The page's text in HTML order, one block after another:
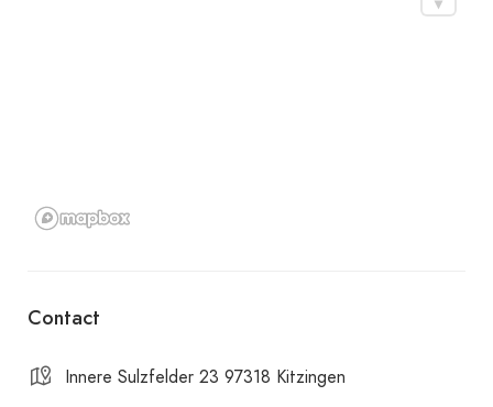
Contact
Innere Sulzfelder 23 97318 Kitzingen